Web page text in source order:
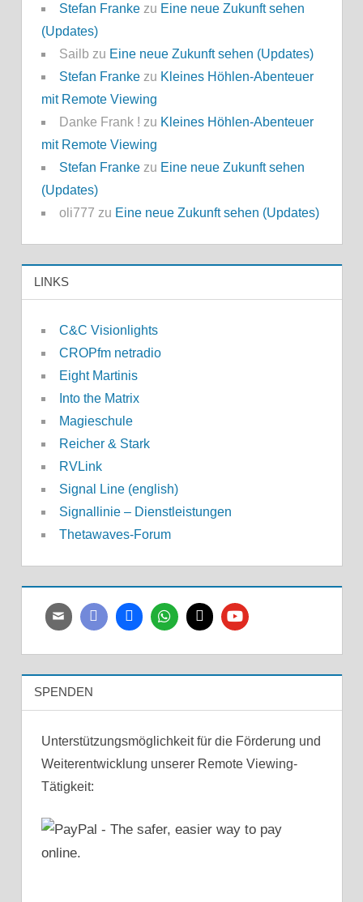
Stefan Frankezu Eine neue Zukunft sehen
(Updates)
Sailb zu Eine neue Zukunft sehen (Updates)
Stefan Frankezu Kleines Höhlen-Abenteuer
mit Remote Viewing
Danke Frank ! zu Kleines Höhlen-Abenteuer
mit Remote Viewing
Stefan Frankezu Eine neue Zukunft sehen
(Updates)
oli777 zu Eine neue Zukunft sehen (Updates)
LINKS
C&C Visionlights
CROPfm netradio
Eight Martinis
Into the Matrix
Magieschule
Reicher & Stark
RVLink
Signal Line (english)
Signallinie – Dienstleistungen
Thetawaves-Forum
SPENDEN
Unterstützungsmöglichkeit für die Förderung und
Weiterentwicklung unserer Remote Viewing-
Tätigkeit: